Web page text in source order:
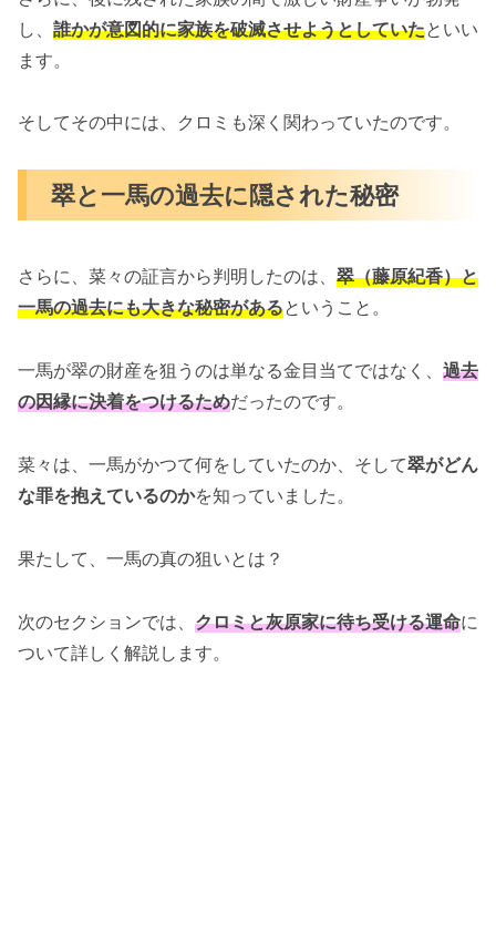
し、 誰かが意図的に家族を破滅させようとしていたといい
ます。
そしてその中には、クロミも深く関わっていたのです。
翠と一馬の過去に隠された秘密
さらに、菜々の証言から判明したのは、 翠（藤原紀香）と
一馬の過去にも大きな秘密があるということ。
一馬が翠の財産を狙うのは単なる金目当てではなく、 過去
の因縁に決着をつけるためだったのです。
菜々は、一馬がかつて何をしていたのか、そして翠がどん
な罪を抱えているのかを知っていました。
果たして、一馬の真の狙いとは？
次のセクションでは、 クロミと灰原家に待ち受ける運命に
ついて詳しく解説します。